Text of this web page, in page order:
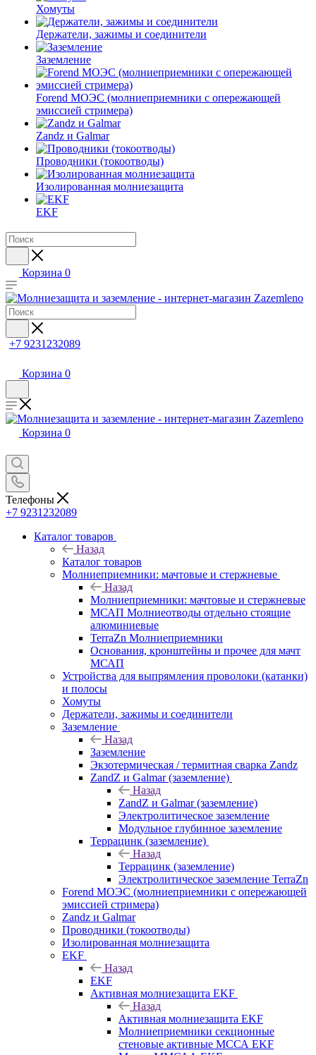
Хомуты
Держатели, зажимы и соединители
Заземление
Forend МОЭС (молниеприемники с опережающей
эмиссией стримера)
Zandz и Galmar
Проводники (токоотводы)
Изолированная молниезащита
EKF
Корзина 0
+7 9231232089
Корзина 0
Корзина 0
Телефоны
+7 9231232089
Каталог товаров
Назад
Каталог товаров
Молниеприемники: мачтовые и стержневые
Назад
Молниеприемники: мачтовые и стержневые
МСАП Молниеотводы отдельно стоящие
алюминиевые
TerraZn Молниеприемники
Основания, кронштейны и прочее для мачт
МСАП
Устройства для выпрямления проволоки (катанки)
и полосы
Хомуты
Держатели, зажимы и соединители
Заземление
Назад
Заземление
Экзотермическая / термитная сварка Zandz
ZandZ и Galmar (заземление)
Назад
ZandZ и Galmar (заземление)
Электролитическое заземление
Модульное глубинное заземление
Террацинк (заземление)
Назад
Террацинк (заземление)
Электролитическое заземление TerraZn
Forend МОЭС (молниеприемники с опережающей
эмиссией стримера)
Zandz и Galmar
Проводники (токоотводы)
Изолированная молниезащита
EKF
Назад
EKF
Активная молниезащита EKF
Назад
Активная молниезащита EKF
Молниеприемники секционные
стеновые активные МССА EKF